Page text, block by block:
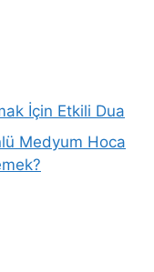
İçin Etkili Dua
Medyum Hoca